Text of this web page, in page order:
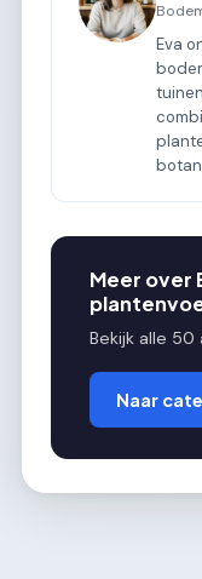
Eva
Meer over
Bekijk alle
Naar